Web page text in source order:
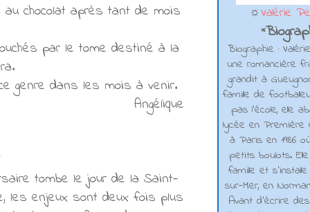
chocolat après tant de mois
par le tome destiné à la
genre dans les mois à venir.
Angélique
tombe le jour de la Saint-
les enjeux sont deux fois plus
☼Valérie
*
Biographie :
une romancière
grandit à
famille de
pas l'école, elle
lycée en
à Paris en 1986
petits boulots.
famille et
sur-Mer, en
Avant d’écrire